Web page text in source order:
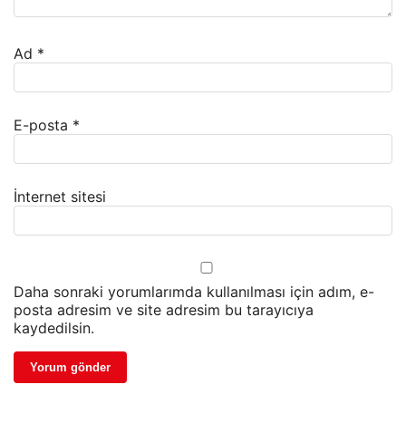
Ad *
E-posta *
İnternet sitesi
Daha sonraki yorumlarımda kullanılması için adım, e-
posta adresim ve site adresim bu tarayıcıya
kaydedilsin.